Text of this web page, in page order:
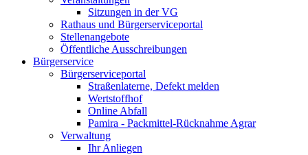
Sitzungen in der VG
Rathaus und Bürgerserviceportal
Stellenangebote
Öffentliche Ausschreibungen
Bürgerservice
Bürgerserviceportal
Straßenlaterne, Defekt melden
Wertstoffhof
Online Abfall
Pamira - Packmittel-Rücknahme Agrar
Verwaltung
Ihr Anliegen